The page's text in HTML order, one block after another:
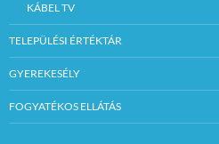
KÁBEL TV
TELEPÜLÉSI ÉRTÉKTÁR
GYEREKESÉLY
FOGYATÉKOS ELLÁTÁS